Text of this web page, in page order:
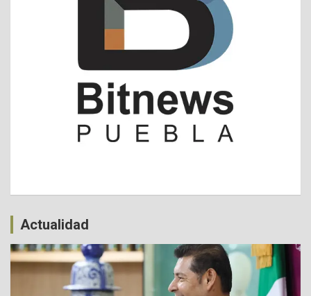
Actualidad